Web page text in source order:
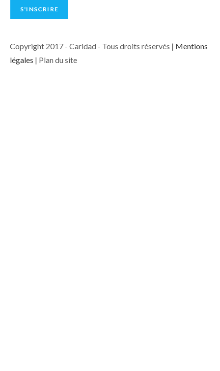
Copyright 2017 - Caridad - Tous droits réservés | Mentions
légales | Plan du site